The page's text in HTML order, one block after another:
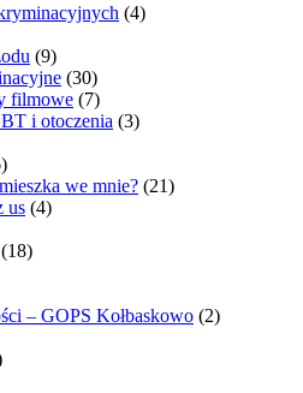
(4)
(9)
(30)
filmowe (7)
i otoczenia (3)
we mnie? (21)
us (4)
(18)
– GOPS Kołbaskowo (2)